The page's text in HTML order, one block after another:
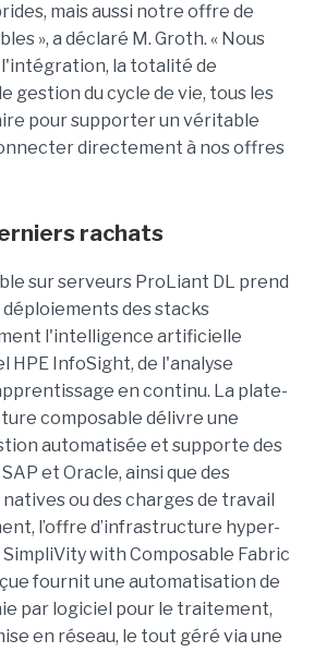
mais aussi notre offre de
», a déclaré M. Groth. « Nous
la totalité de
gestion du cycle de vie, tous les
pour supporter un véritable
directement à nos offres
rachats
sur serveurs ProLiant DL prend
des stacks
l'intelligence artificielle
HPE InfoSight, de l'analyse
en continu. La plate-
composable délivre une
automatisée et supporte des
et Oracle, ainsi que des
ou des charges de travail
l’offre d’infrastructure hyper-
with Composable Fabric
fournit une automatisation de
par logiciel pour le traitement,
en réseau, le tout géré via une